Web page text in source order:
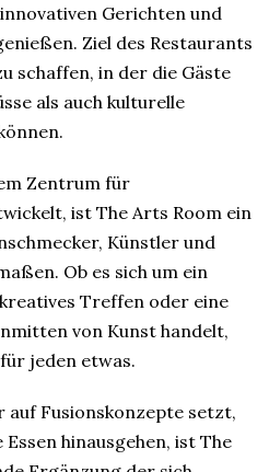
Gerichten und
Ziel des Restaurants
schaffen, in der die Gäste
als auch kulturelle
Zentrum für
ist The Arts Room ein
Künstler und
Ob es sich um ein
Treffen oder eine
von Kunst handelt,
jeden etwas.
auf Fusionskonzepte setzt,
hinausgehen, ist The